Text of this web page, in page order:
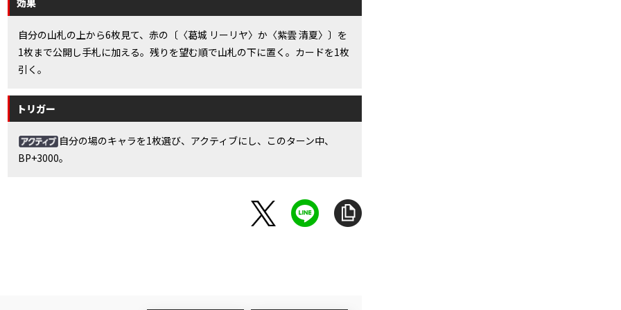
効果
自分の山札の上から6枚見て、赤の〔〈葛城 リーリヤ〉か〈紫雲 清夏〉〕を
1枚まで公開し手札に加える。残りを望む順で山札の下に置く。カードを1枚
引く。
トリガー
自分の場のキャラを1枚選び、アクティブにし、このターン中、
BP+3000。